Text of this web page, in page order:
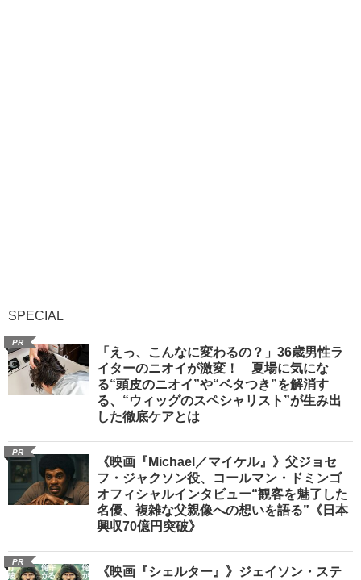
SPECIAL
PR
「えっ、こんなに変わるの？」36歳男性ラ
イターのニオイが激変！ 夏場に気にな
る“頭皮のニオイ”や“ベタつき”を解消す
る、“ウィッグのスペシャリスト”が生み出
した徹底ケアとは
PR
《映画『Michael／マイケル』》父ジョセ
フ・ジャクソン役、コールマン・ドミンゴ
オフィシャルインタビュー“観客を魅了した
名優、複雑な父親像への想いを語る”《日本
興収70億円突破》
PR
《映画『シェルター』》ジェイソン・ステ